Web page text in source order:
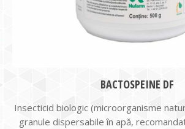
BACTOSPEINE DF
Insecticid biologic (microorganisme
granule dispersabile în apă,